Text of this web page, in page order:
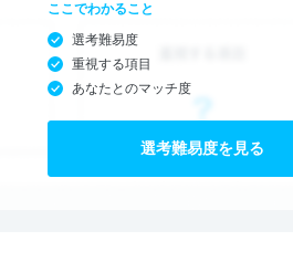
ここでわかること
選考難易度
重視する項目
あなたとのマッチ度
選考難易度を見る